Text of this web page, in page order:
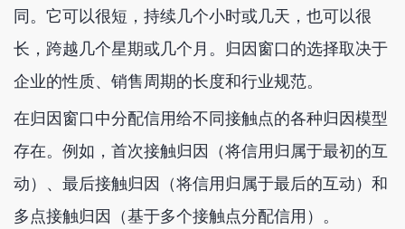
同。它可以很短，持续几个小时或几天，也可以很
长，跨越几个星期或几个月。归因窗口的选择取决于
企业的性质、销售周期的长度和行业规范。
在归因窗口中分配信用给不同接触点的各种归因模型
存在。例如，首次接触归因（将信用归属于最初的互
动）、最后接触归因（将信用归属于最后的互动）和
多点接触归因（基于多个接触点分配信用）。